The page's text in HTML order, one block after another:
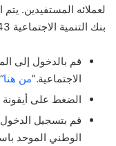
لعملائه المستفيدين.
بنك التنمية الاجتماعية 1443 باتباع الخطوات التالية:
قم بالدخول إلى
الاجتماعية.”من هنا
الضغط على
قم بتسجيل
الوطني الموحد